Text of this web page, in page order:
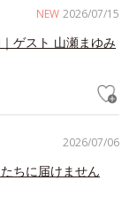
NEW 2026/07/15
ゲスト 山瀬まゆみ
2026/07/06
ちに届けません